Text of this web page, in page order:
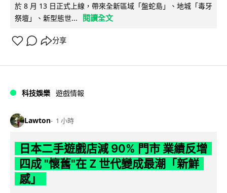
於 8 月 13 日正式上線，帶來全新區域「盤蛇島」、地城「毒牙
祭壇」、新型態世...
閱讀全文
分享
科技娛樂 遊戲情報
Lawton 1 小時
日本二手遊戲店減 90% 門市 業績反增
四成 "懷舊"在 Z 世代變成最潮「新鮮
感」